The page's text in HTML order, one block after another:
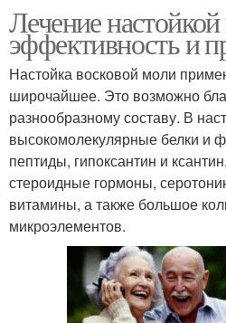
Лечение
эффективность и
Настойка восковой моли
широчайшее. Это возможно
разнообразному составу. В
высокомолекулярные белки и
пептиды, гипоксантин и
стероидные гормоны,
витамины, а также большое
микроэлементов.